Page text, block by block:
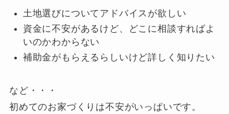
土地選びについてアドバイスが欲しい
資金に不安があるけど、どこに相談すればよ
いのかわからない
補助金がもらえるらしいけど詳しく知りたい
など・・・
初めてのお家づくりは不安がいっぱいです。